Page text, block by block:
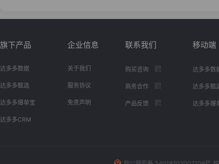
旗下产品
达多多数据
达多多甄选
达多多爆单宝
达多多CRM
企业信息
关于我们
服务协议
免责声明
联系我们
购买咨询
商务合作
产品反馈
移动端
达多多数
达多多甄
达多多爆